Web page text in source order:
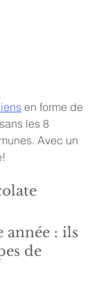
en forme de
les 8
Avec un
année : ils
de